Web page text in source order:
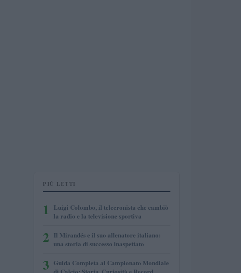
PIÙ LETTI
1
Luigi Colombo, il telecronista che cambiò
la radio e la televisione sportiva
2 Il Mirandés e il suo allenatore italiano:
una storia di successo inaspettato
3 Guida Completa al Campionato Mondiale